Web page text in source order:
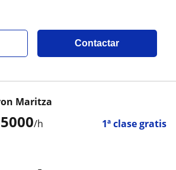
Contactar
5000/h 1ª clase gratis
Maritza